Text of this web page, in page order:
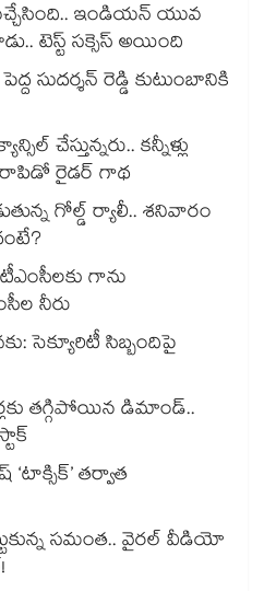
ఇండియన్ యువ
టెస్ట్ సక్సెస్ అయింది
సుదర్శన్ రెడ్డి కుటుంబానికి
చేస్తున్నరు.. కన్నీళ్లు
రాపిడో రైడర్ గాథ
గోల్డ్ ర్యాలీ.. శనివారం
గాను
నీరు
సెక్యూరిటీ సిబ్బందిపై
తగ్గిపోయిన డిమాండ్..
‘టాక్సిక్’ తర్వాత
సమంత.. వైరల్ వీడియో